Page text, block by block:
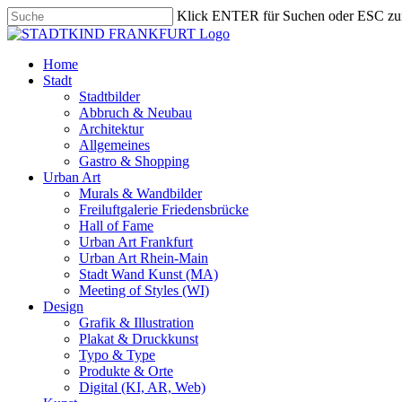
Skip
to
content
Klick ENTER für Suchen oder ESC
Close
search
Menu
Home
Stadt
Stadtbilder
Abbruch & Neubau
Architektur
Allgemeines
Gastro & Shopping
Urban Art
Murals & Wandbilder
Freiluftgalerie Friedensbrücke
Hall of Fame
Urban Art Frankfurt
Urban Art Rhein-Main
Stadt Wand Kunst (MA)
Meeting of Styles (WI)
Design
Grafik & Illustration
Plakat & Druckkunst
Typo & Type
Produkte & Orte
Digital (KI, AR, Web)